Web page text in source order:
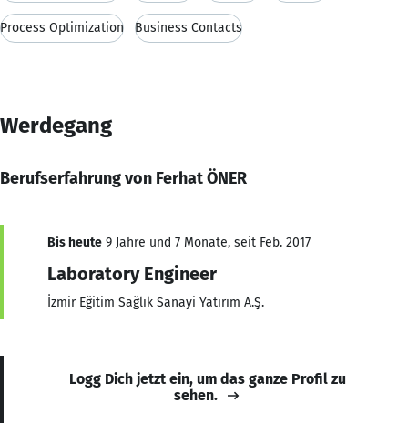
Process Optimization Business Contacts
Werdegang
Berufserfahrung von Ferhat ÖNER
Bis heute 9 Jahre und 7 Monate, seit Feb. 2017
Laboratory Engineer
İzmir Eğitim Sağlık Sanayi Yatırım A.Ş.
Logg Dich jetzt ein, um das ganze Profil zu
sehen.